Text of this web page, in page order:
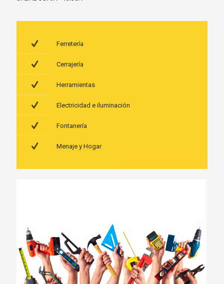
Ferretería
Cerrajería
Herramientas
Electricidad e iluminación
Fontanería
Menaje y Hogar